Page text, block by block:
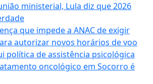
ministerial, Lula diz que 2026
que impede a ANAC de exigir
autorizar novos horários de voo
política de assistência psicológica
oncológico em Socorro é